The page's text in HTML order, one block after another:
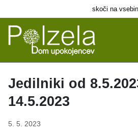
skoči na
Jedilniki od
14.5.2023
5. 5. 2023